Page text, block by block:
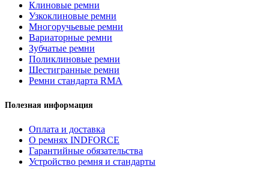
ремень
многоручьевой
INDFORCE
Strongest
quantity
Клиновые ремни
Узкоклиновые ремни
Многоручьевые ремни
Вариаторные ремни
Зубчатые ремни
Поликлиновые ремни
Шестигранные ремни
Ремни стандарта RMA
Полезная информация
Оплата и доставка
О ремнях INDFORCE
Гарантийные обязательства
Устройство ремня и стандарты